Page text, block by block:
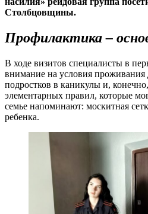
Столбцовщины.
Профилактика –
В ходе визитов специалисты в
внимание на условия проживания
подростков в каникулы и,
элементарных правил, которые
семье напоминают: москитная
ребенка.